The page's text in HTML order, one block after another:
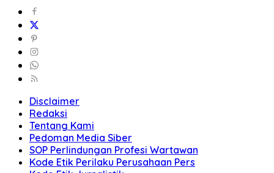
Disclaimer
Redaksi
Tentang Kami
Pedoman Media Siber
SOP Perlindungan Profesi Wartawan
Kode Etik Perilaku Perusahaan Pers